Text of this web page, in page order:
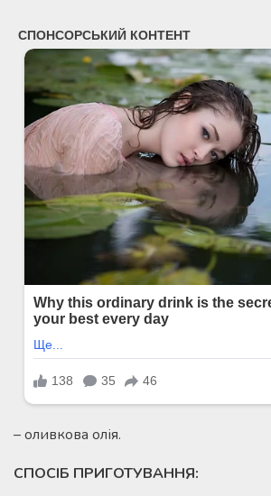
– оливкова олія.
СПОСІБ ПРИГОТУВАННЯ: